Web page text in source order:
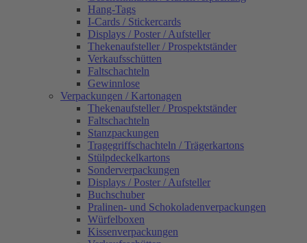
Hang-Tags
I-Cards / Stickercards
Displays / Poster / Aufsteller
Thekenaufsteller / Prospektständer
Verkaufsschütten
Faltschachteln
Gewinnlose
Verpackungen / Kartonagen
Thekenaufsteller / Prospektständer
Faltschachteln
Stanzpackungen
Tragegriffschachteln / Trägerkartons
Stülpdeckelkartons
Sonderverpackungen
Displays / Poster / Aufsteller
Buchschuber
Pralinen- und Schokoladenverpackungen
Würfelboxen
Kissenverpackungen